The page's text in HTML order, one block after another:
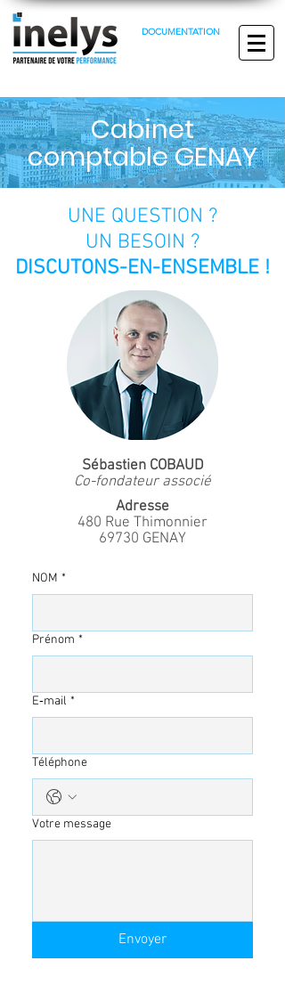
DOCUMENTATION
Cabinet
comptable GENAY
UNE QUESTION ?
UN BESOIN ?
DISCUTONS-EN-ENSEMBLE !
Sébastien COBAUD
Co-fondateur associé
Adresse
480 Rue Thimonnier
69730 GENAY
NOM *
Prénom *
E‑mail *
Téléphone
Votre message
Envoyer